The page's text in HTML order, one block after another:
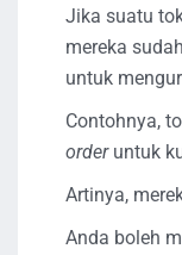
Jika suatu
mereka
untuk
Contohnya,
order untuk
Artinya,
Anda boleh